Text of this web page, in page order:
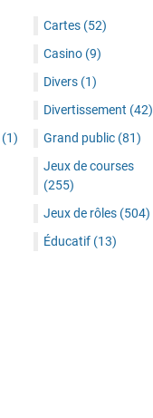
(1)
Cartes (52)
Casino (9)
Divers (1)
Divertissement (42)
Grand public (81)
Jeux de courses
(255)
Jeux de rôles (504)
Éducatif (13)